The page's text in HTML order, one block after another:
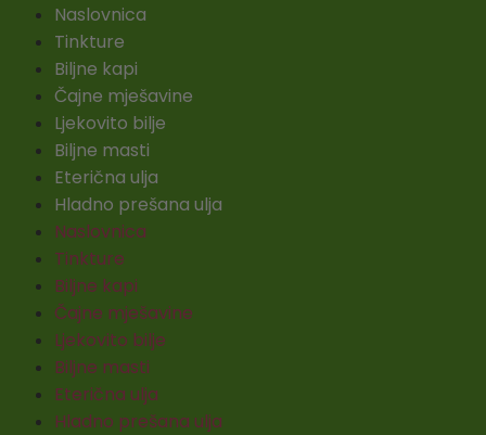
Naslovnica
Tinkture
Biljne kapi
Čajne mješavine
Ljekovito bilje
Biljne masti
Eterična ulja
Hladno prešana ulja
Naslovnica
Tinkture
Biljne kapi
Čajne mješavine
Ljekovito bilje
Biljne masti
Eterična ulja
Hladno prešana ulja